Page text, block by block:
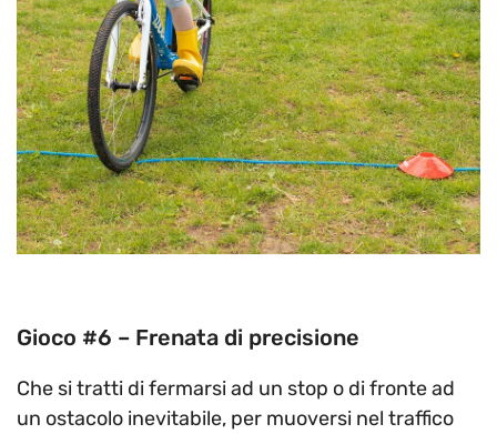
Gioco #6 – Frenata di precisione
Che si tratti di fermarsi ad un stop o di fronte ad
un ostacolo inevitabile, per muoversi nel traffico